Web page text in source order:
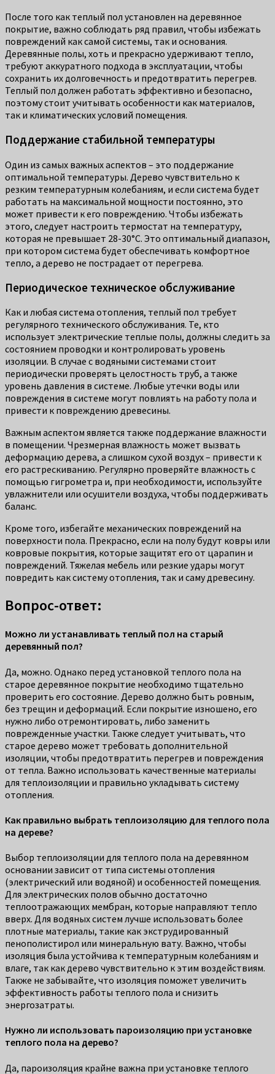
После того как теплый пол установлен на деревянное
покрытие, важно соблюдать ряд правил, чтобы избежать
повреждений как самой системы, так и основания.
Деревянные полы, хоть и прекрасно удерживают тепло,
требуют аккуратного подхода в эксплуатации, чтобы
сохранить их долговечность и предотвратить перегрев.
Теплый пол должен работать эффективно и безопасно,
поэтому стоит учитывать особенности как материалов,
так и климатических условий помещения.
Поддержание стабильной температуры
Один из самых важных аспектов – это поддержание
оптимальной температуры. Дерево чувствительно к
резким температурным колебаниям, и если система будет
работать на максимальной мощности постоянно, это
может привести к его повреждению. Чтобы избежать
этого, следует настроить термостат на температуру,
которая не превышает 28-30°C. Это оптимальный диапазон,
при котором система будет обеспечивать комфортное
тепло, а дерево не пострадает от перегрева.
Периодическое техническое обслуживание
Как и любая система отопления, теплый пол требует
регулярного технического обслуживания. Те, кто
использует электрические теплые полы, должны следить за
состоянием проводки и контролировать уровень
изоляции. В случае с водяными системами стоит
периодически проверять целостность труб, а также
уровень давления в системе. Любые утечки воды или
повреждения в системе могут повлиять на работу пола и
привести к повреждению древесины.
Важным аспектом является также поддержание влажности
в помещении. Чрезмерная влажность может вызвать
деформацию дерева, а слишком сухой воздух – привести к
его растрескиванию. Регулярно проверяйте влажность с
помощью гигрометра и, при необходимости, используйте
увлажнители или осушители воздуха, чтобы поддерживать
баланс.
Кроме того, избегайте механических повреждений на
поверхности пола. Прекрасно, если на полу будут ковры или
ковровые покрытия, которые защитят его от царапин и
повреждений. Тяжелая мебель или резкие удары могут
повредить как систему отопления, так и саму древесину.
Вопрос-ответ:
Можно ли устанавливать теплый пол на старый
деревянный пол?
Да, можно. Однако перед установкой теплого пола на
старое деревянное покрытие необходимо тщательно
проверить его состояние. Дерево должно быть ровным,
без трещин и деформаций. Если покрытие изношено, его
нужно либо отремонтировать, либо заменить
поврежденные участки. Также следует учитывать, что
старое дерево может требовать дополнительной
изоляции, чтобы предотвратить перегрев и повреждения
от тепла. Важно использовать качественные материалы
для теплоизоляции и правильно укладывать систему
отопления.
Как правильно выбрать теплоизоляцию для теплого пола
на дереве?
Выбор теплоизоляции для теплого пола на деревянном
основании зависит от типа системы отопления
(электрический или водяной) и особенностей помещения.
Для электрических полов обычно достаточно
теплоотражающих мембран, которые направляют тепло
вверх. Для водяных систем лучше использовать более
плотные материалы, такие как экструдированный
пенополистирол или минеральную вату. Важно, чтобы
изоляция была устойчива к температурным колебаниям и
влаге, так как дерево чувствительно к этим воздействиям.
Также не забывайте, что изоляция поможет увеличить
эффективность работы теплого пола и снизить
энергозатраты.
Нужно ли использовать пароизоляцию при установке
теплого пола на дерево?
Да, пароизоляция крайне важна при установке теплого